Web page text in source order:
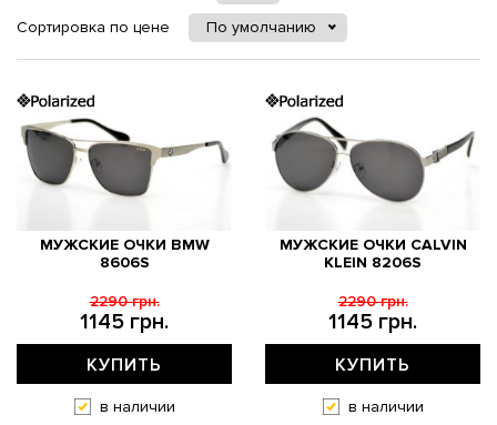
Сортировка по цене
По умолчанию
МУЖСКИЕ ОЧКИ BMW
8606S
1145 грн.
2290 грн.
КУПИТЬ
в наличии
МУЖСКИЕ ОЧКИ CALVIN
KLEIN 8206S
1145 грн.
2290 грн.
КУПИТЬ
в наличии